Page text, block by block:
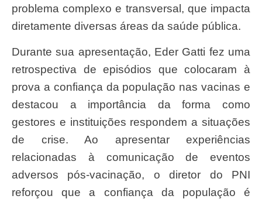
problema complexo e transversal, que impacta
diretamente diversas áreas da saúde pública.
Durante sua apresentação, Eder Gatti fez uma
retrospectiva de episódios que colocaram à
prova a confiança da população nas vacinas e
destacou a importância da forma como
gestores e instituições respondem a situações
de crise. Ao apresentar experiências
relacionadas à comunicação de eventos
adversos pós-vacinação, o diretor do PNI
reforçou que a confiança da população é